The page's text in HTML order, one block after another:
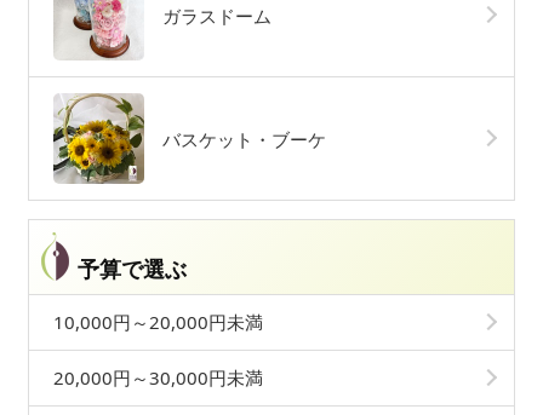
ガラスドーム
バスケット・ブーケ
予算で選ぶ
10,000円～20,000円未満
20,000円～30,000円未満